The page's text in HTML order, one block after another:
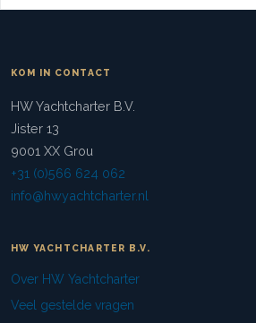
KOM IN CONTACT
HW Yachtcharter B.V.
Jister 13
9001 XX Grou
+31 (0)566 624 062
info@hwyachtcharter.nl
HW YACHTCHARTER B.V.
Over HW Yachtcharter
Veel gestelde vragen